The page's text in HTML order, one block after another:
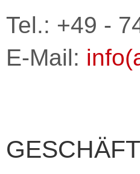
Tel.: +49 -
E-Mail: